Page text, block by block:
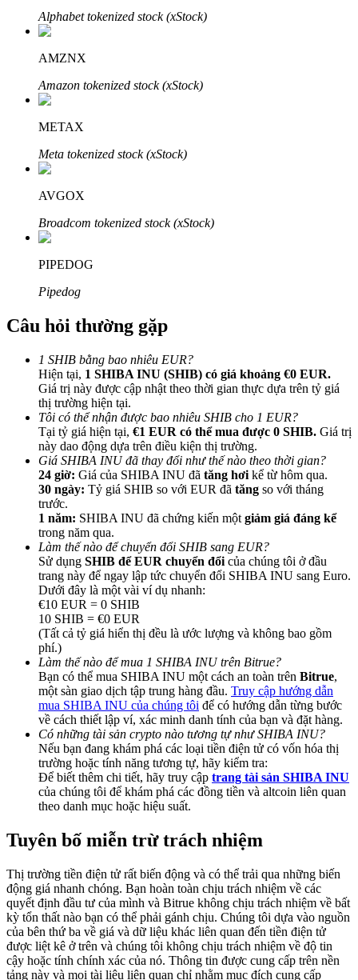
Đối tác Bitrue
Đối tác Bitrue
Lên đến 65% hoa hồng!
Giới thiệu
Mời một người bạn để nhận phần thưởng tiền mặt
BTC Welcome Rewards
BTC Welcome Rewards
Deposit & Trade BTC to Share 25000 USDT prize pool!
Deposit CASHCAT & Win
Exclusive for BitMart Users
Register & Trade to Win 500,000 USDT
Alphabet tokenized stock (xStock)
AMZNX
Amazon tokenized stock (xStock)
METAX
Meta tokenized stock (xStock)
AVGOX
Broadcom tokenized stock (xStock)
PIPEDOG
Pipedog
Câu hỏi thường gặp
1 SHIB bằng bao nhiêu EUR?
Hiện tại, 1 SHIBA INU (SHIB) có giá khoảng €0 EUR.
Giá trị này được cập nhật theo thời gian thực dựa trên tỷ giá
thị trường hiện tại.
Tôi có thể nhận được bao nhiêu SHIB cho 1 EUR?
Tại tỷ giá hiện tại, €1 EUR có thể mua được 0 SHIB. Giá trị
này dao động dựa trên điều kiện thị trường.
Giá SHIBA INU đã thay đổi như thế nào theo thời gian?
24 giờ: Giá của SHIBA INU đã tăng hơi kể từ hôm qua.
30 ngày: Tỷ giá SHIB so với EUR đã tăng so với tháng
trước.
1 năm: SHIBA INU đã chứng kiến một giảm giá đáng kể
trong năm qua.
Làm thế nào để chuyển đổi SHIB sang EUR?
Sử dụng SHIB để EUR chuyển đổi của chúng tôi ở đầu
trang này để ngay lập tức chuyển đổi SHIBA INU sang Euro.
Dưới đây là một vài ví dụ nhanh:
€10 EUR = 0 SHIB
10 SHIB = €0 EUR
(Tất cả tỷ giá hiển thị đều là ước lượng và không bao gồm
phí.)
Làm thế nào để mua 1 SHIBA INU trên Bitrue?
Bạn có thể mua SHIBA INU một cách an toàn trên Bitrue,
một sàn giao dịch tập trung hàng đầu. Truy cập hướng dẫn
mua SHIBA INU của chúng tôi để có hướng dẫn từng bước
về cách thiết lập ví, xác minh danh tính của bạn và đặt hàng.
Có những tài sản crypto nào tương tự như SHIBA INU?
Nếu bạn đang khám phá các loại tiền điện tử có vốn hóa thị
trường hoặc tính năng tương tự, hãy kiểm tra:
Để biết thêm chi tiết, hãy truy cập trang tài sản SHIBA INU
của chúng tôi để khám phá các đồng tiền và altcoin liên quan
theo danh mục hoặc hiệu suất.
Tuyên bố miễn trừ trách nhiệm
Thị trường tiền điện tử rất biến động và có thể trải qua những biến
động giá nhanh chóng. Bạn hoàn toàn chịu trách nhiệm về các
quyết định đầu tư của mình và Bitrue không chịu trách nhiệm về bất
kỳ tổn thất nào bạn có thể phải gánh chịu. Chúng tôi dựa vào nguồn
của bên thứ ba về giá và dữ liệu khác liên quan đến tiền điện tử
được liệt kê ở trên và chúng tôi không chịu trách nhiệm về độ tin
cậy hoặc tính chính xác của nó. Thông tin được cung cấp trên nền
tảng này và mọi tài liệu liên quan chỉ nhằm mục đích cung cấp